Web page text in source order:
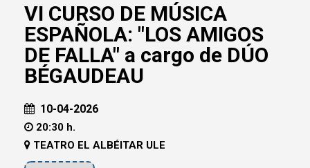
VI CURSO DE MÚSICA
ESPAÑOLA: "LOS AMIGOS
DE FALLA" a cargo de DÚO
BÉGAUDEAU
10-04-2026
20:30 h.
TEATRO EL ALBÉITAR ULE